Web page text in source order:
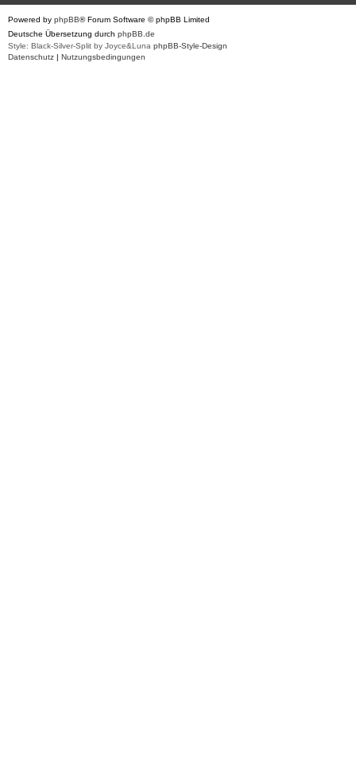
Powered by phpBB® Forum Software © phpBB Limited
Deutsche Übersetzung durch phpBB.de
Style: Black-Silver-Split by Joyce&Luna phpBB-Style-Design
Datenschutz | Nutzungsbedingungen